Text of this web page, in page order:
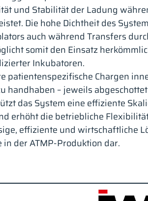
und Stabilität der Ladung
Die hohe Dichtheit des
auch während Transfers
somit den Einsatz
Inkubatoren.
patientenspezifische Chargen
handhaben – jeweils
das System eine effiziente
erhöht die betriebliche
effiziente und wirtschaftliche
der ATMP-Produktion dar.